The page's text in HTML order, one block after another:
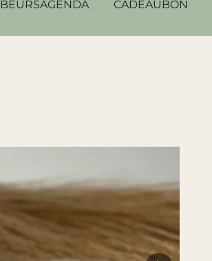
BEURSAGENDA CADEAUBON